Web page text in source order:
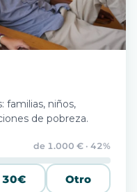
familias, niños,
de pobreza.
de 1.000 € · 42%
30€ Otro